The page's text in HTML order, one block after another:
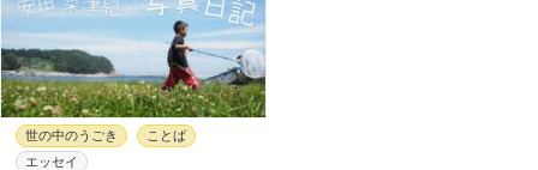
世の中のうごき
ことば
エッセイ